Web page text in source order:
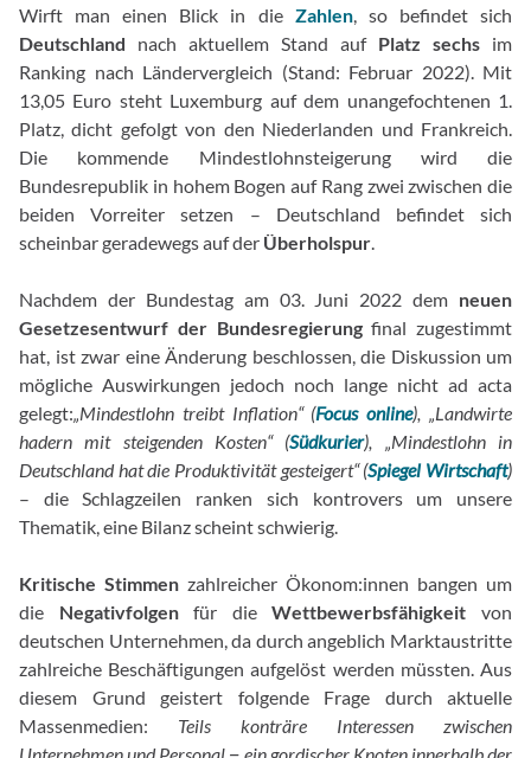
Wirft man einen Blick in die Zahlen, so befindet sich
Deutschland nach aktuellem Stand auf Platz sechs im
Ranking nach Ländervergleich (Stand: Februar 2022). Mit
13,05 Euro steht Luxemburg auf dem unangefochtenen 1.
Platz, dicht gefolgt von den Niederlanden und Frankreich.
Die kommende Mindestlohnsteigerung wird die
Bundesrepublik in hohem Bogen auf Rang zwei zwischen die
beiden Vorreiter setzen – Deutschland befindet sich
scheinbar geradewegs auf der Überholspur.
Nachdem der Bundestag am 03. Juni 2022 dem neuen
Gesetzesentwurf der Bundesregierungfinal zugestimmt
hat, ist zwar eine Änderung beschlossen, die Diskussion um
mögliche Auswirkungen jedoch noch lange nicht ad acta
gelegt:„Mindestlohn treibt Inflation“ (Focus online), „Landwirte
hadern mit steigenden Kosten“ (Südkurier), „Mindestlohn in
Deutschland hat die Produktivität gesteigert“ (Spiegel Wirtschaft)
– die Schlagzeilen ranken sich kontrovers um unsere
Thematik, eine Bilanz scheint schwierig.
Kritische Stimmen zahlreicher Ökonom:innen bangen um
die Negativfolgenfür dieWettbewerbsfähigkeit von
deutschen Unternehmen, da durch angeblich Marktaustritte
zahlreiche Beschäftigungen aufgelöst werden müssten. Aus
diesem Grund geistert folgende Frage durch aktuelle
Massenmedien: Teils konträre Interessen zwischen